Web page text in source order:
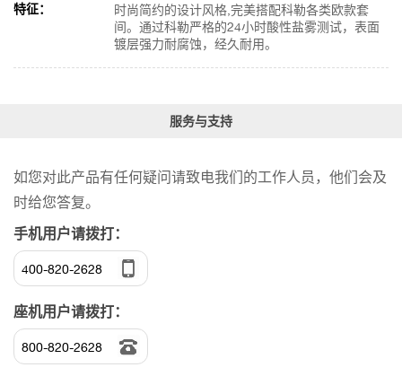
特征：
时尚简约的设计风格,完美搭配科勒各类欧款套
间。通过科勒严格的24小时酸性盐雾测试，表面
镀层强力耐腐蚀，经久耐用。
服务与支持
如您对此产品有任何疑问请致电我们的工作人员，他们会及
时给您答复。
手机用户请拨打：
400-820-2628
座机用户请拨打：
800-820-2628